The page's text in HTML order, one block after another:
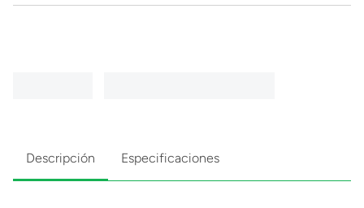
Descripción Especificaciones